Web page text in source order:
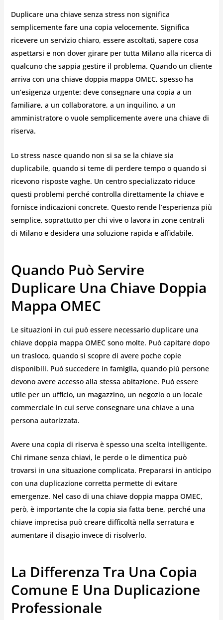
Duplicare una chiave senza stress non significa
semplicemente fare una copia velocemente. Significa
ricevere un servizio chiaro, essere ascoltati, sapere cosa
aspettarsi e non dover girare per tutta Milano alla ricerca di
qualcuno che sappia gestire il problema. Quando un cliente
arriva con una chiave doppia mappa OMEC, spesso ha
un’esigenza urgente: deve consegnare una copia a un
familiare, a un collaboratore, a un inquilino, a un
amministratore o vuole semplicemente avere una chiave di
riserva.
Lo stress nasce quando non si sa se la chiave sia
duplicabile, quando si teme di perdere tempo o quando si
ricevono risposte vaghe. Un centro specializzato riduce
questi problemi perché controlla direttamente la chiave e
fornisce indicazioni concrete. Questo rende l’esperienza più
semplice, soprattutto per chi vive o lavora in zone centrali
di Milano e desidera una soluzione rapida e affidabile.
Quando Può Servire
Duplicare Una Chiave Doppia
Mappa OMEC
Le situazioni in cui può essere necessario duplicare una
chiave doppia mappa OMEC sono molte. Può capitare dopo
un trasloco, quando si scopre di avere poche copie
disponibili. Può succedere in famiglia, quando più persone
devono avere accesso alla stessa abitazione. Può essere
utile per un ufficio, un magazzino, un negozio o un locale
commerciale in cui serve consegnare una chiave a una
persona autorizzata.
Avere una copia di riserva è spesso una scelta intelligente.
Chi rimane senza chiavi, le perde o le dimentica può
trovarsi in una situazione complicata. Prepararsi in anticipo
con una duplicazione corretta permette di evitare
emergenze. Nel caso di una chiave doppia mappa OMEC,
però, è importante che la copia sia fatta bene, perché una
chiave imprecisa può creare difficoltà nella serratura e
aumentare il disagio invece di risolverlo.
La Differenza Tra Una Copia
Comune E Una Duplicazione
Professionale